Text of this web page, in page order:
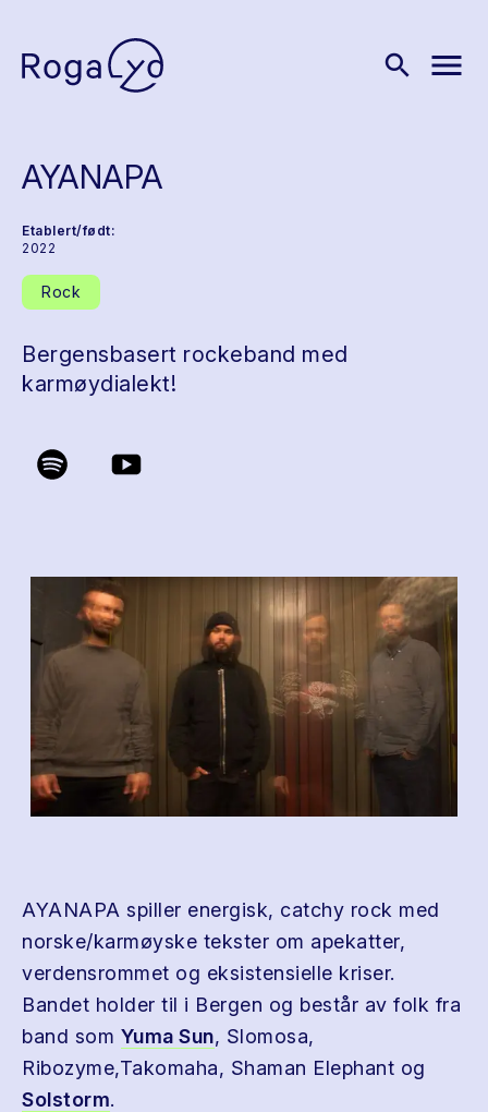
search menu
AYANAPA
Etablert/født:
2022
Rock
Bergensbasert rockeband med
karmøydialekt!
AYANAPA spiller energisk, catchy rock med
norske/karmøyske tekster om apekatter,
verdensrommet og eksistensielle kriser.
Bandet holder til i Bergen og består av folk fra
band som Yuma Sun, Slomosa,
Ribozyme,Takomaha, Shaman Elephant og
Solstorm.